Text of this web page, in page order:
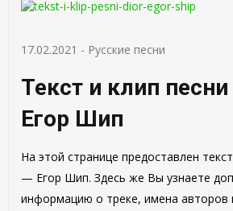
17.02.2021 - Русские песни
Текст и клип
Егор Шип
На этой странице предоставлен
— Егор Шип. Здесь же Вы узнаете
информацию о треке, имена авторов